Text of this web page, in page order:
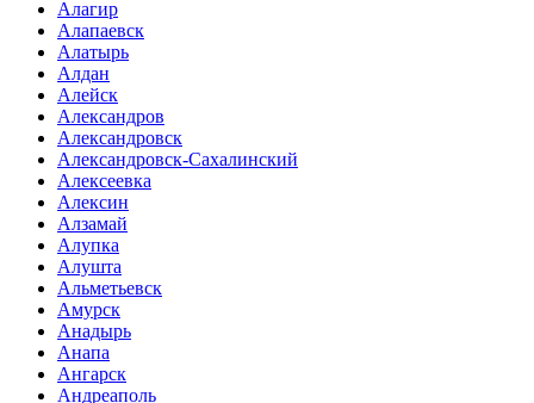
Алагир
Алапаевск
Алатырь
Алдан
Алейск
Александров
Александровск
Александровск-Сахалинский
Алексеевка
Алексин
Алзамай
Алупка
Алушта
Альметьевск
Амурск
Анадырь
Анапа
Ангарск
Андреаполь